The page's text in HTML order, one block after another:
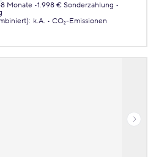
Monate 1.998 € Sonderzahlung
: k.A.
CO₂-Emissionen